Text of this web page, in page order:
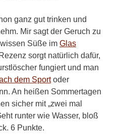
ganz gut trinken und
Mir sagt der Geruch zu
Süße im Glas
sorgt natürlich dafür,
fungiert und man
dem Sportoder
An heißen Sommertagen
sicher mit „zwei mal
runter wie Wasser, bloß
6 Punkte.